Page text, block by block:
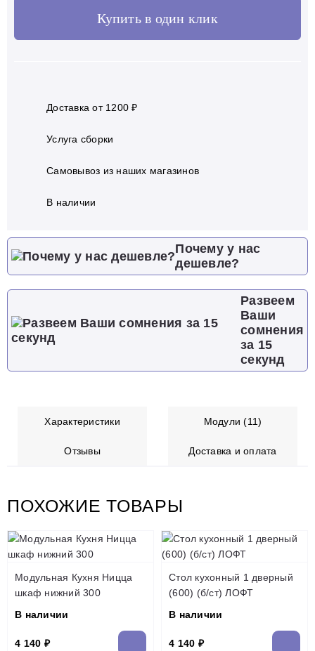
Купить в один клик
Доставка от 1200 ₽
Услуга сборки
Самовывоз из наших магазинов
В наличии
Почему у нас
дешевле?
Развеем
Ваши
сомнения
за 15
секунд
Характеристики Модули (11)
Отзывы Доставка и оплата
ПОХОЖИЕ ТОВАРЫ
Модульная Кухня Ницца
шкаф нижний 300
В наличии
4 140 ₽
Стол кухонный 1 дверный
(600) (б/ст) ЛОФТ
В наличии
4 140 ₽